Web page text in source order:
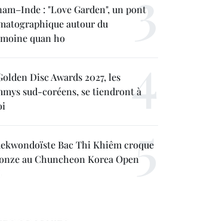
: "Love Garden", un pont
autour du
quan ho
Disc Awards 2027, les
sud-coréens, se tiendront à
Bac Thi Khiêm croque
au Chuncheon Korea Open